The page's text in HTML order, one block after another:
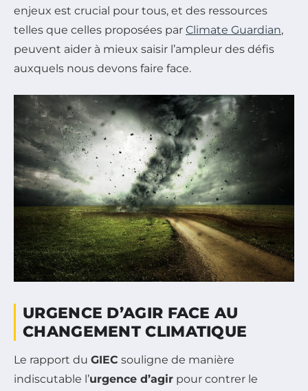
enjeux est crucial pour tous, et des ressources
telles que celles proposées par Climate Guardian,
peuvent aider à mieux saisir l’ampleur des défis
auxquels nous devons faire face.
URGENCE D’AGIR FACE AU
CHANGEMENT CLIMATIQUE
Le rapport du GIEC souligne de manière
indiscutable l’urgence d’agir pour contrer le